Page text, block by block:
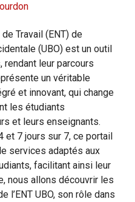
Travail (ENT) de
(UBO) est un outil
leur parcours
un véritable
et innovant, qui change
les étudiants
et leurs enseignants.
et 7 jours sur 7, ce portail
services adaptés aux
facilitant ainsi leur
nous allons découvrir les
UBO, son rôle dans